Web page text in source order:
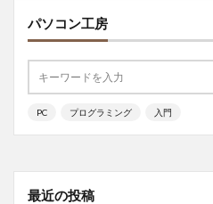
パソコン工房
PC プログラミング 入門
最近の投稿